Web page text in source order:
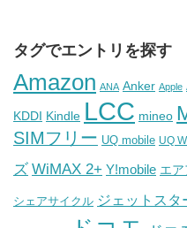
タグでエントリを探す
Amazon ANA Anker Apple
KDDI Kindle LCC mineo
SIMフリー UQ mobile UQ
ズ WiMAX 2+ Y!mobile エ
シェアサイクル ジェットスタ